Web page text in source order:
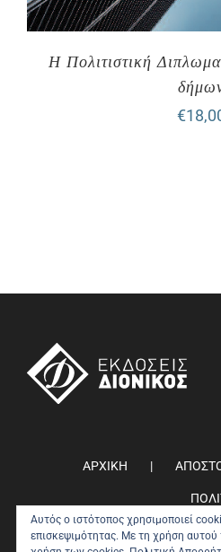
Η Πολιτιστική
€
ΑΡΧΙΚΗ
ΠΟΛΙΤΙΚΗ
Αυτός ο ιστότοπος χρησιμοποιεί
επισκεψιμότητας. Με τη χρήση αυτού